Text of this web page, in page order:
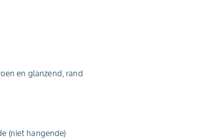
en glanzend, rand
(niet hangende)